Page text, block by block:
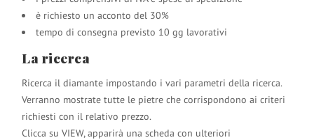
è richiesto un acconto del 30%
tempo di consegna previsto 10 gg lavorativi
La ricerca
Ricerca il diamante impostando i vari parametri della ricerca.
Verranno mostrate tutte le pietre che corrispondono ai criteri
richiesti con il relativo prezzo.
Clicca su VIEW, apparirà una scheda con ulteriori